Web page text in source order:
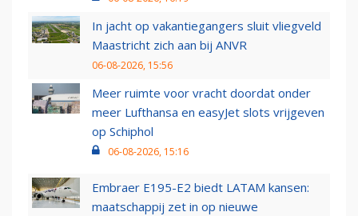
In jacht op vakantiegangers sluit vliegveld
Maastricht zich aan bij ANVR
06-08-2026, 15:56
Meer ruimte voor vracht doordat onder
meer Lufthansa en easyJet slots vrijgeven
op Schiphol
06-08-2026, 15:16
Embraer E195-E2 biedt LATAM kansen:
maatschappij zet in op nieuwe